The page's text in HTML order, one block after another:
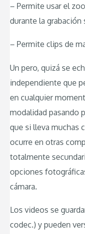
– Permite usar el
durante la grabación
– Permite clips de
Un pero, quizá se
independiente que
en cualquier
modalidad pasando
que si lleva muchas
ocurre en otras
totalmente
opciones
cámara.
Los videos se
codec.) y pueden